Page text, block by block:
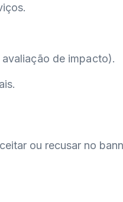
de impacto).
ou recusar no